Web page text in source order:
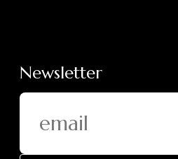
Newsletter